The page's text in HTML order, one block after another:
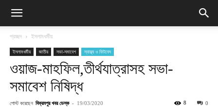
প্রচ্ছদ ইসলামধর্মীয়
ইসলামধর্মীয় জাতীয় সভা-সমাবেশ স্বাস্থ্য ও ফিটনেস
ওয়াজ-মাহফিল,তীর্থযাত্রাসহ সভা-
সমাবেশ নিষিদ্ধ
পোস্ট করেছেন বিক্রমপুর খবর ডেস্ক - 19/03/2020 0
8